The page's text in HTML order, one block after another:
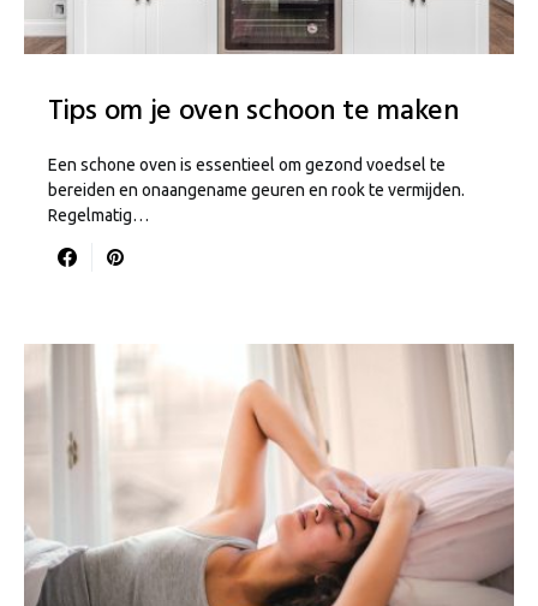
Tips om je oven schoon te maken
Een schone oven is essentieel om gezond voedsel te
bereiden en onaangename geuren en rook te vermijden.
Regelmatig…